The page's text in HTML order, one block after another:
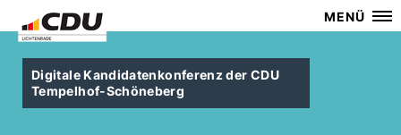
MENÜ
Digitale Kandidatenkonferenz der CDU
Tempelhof-Schöneberg